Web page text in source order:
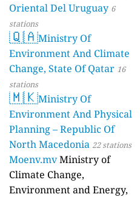
Oriental Del Uruguay 6
stations
🇶🇦Ministry Of
Environment And Climate
Change, State Of Qatar 16
stations
🇲🇰Ministry Of
Environment And Physical
Planning – Republic Of
North Macedonia 22 stations
Moenv.mvMinistry of
Climate Change,
Environment and Energy,